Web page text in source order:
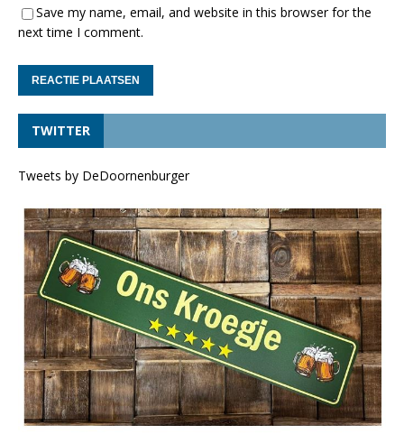
Save my name, email, and website in this browser for the
next time I comment.
TWITTER
Tweets by DeDoornenburger